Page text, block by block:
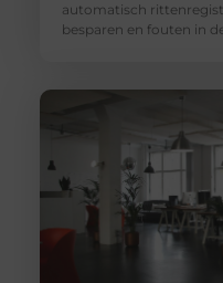
automatisch
besparen en fouten in